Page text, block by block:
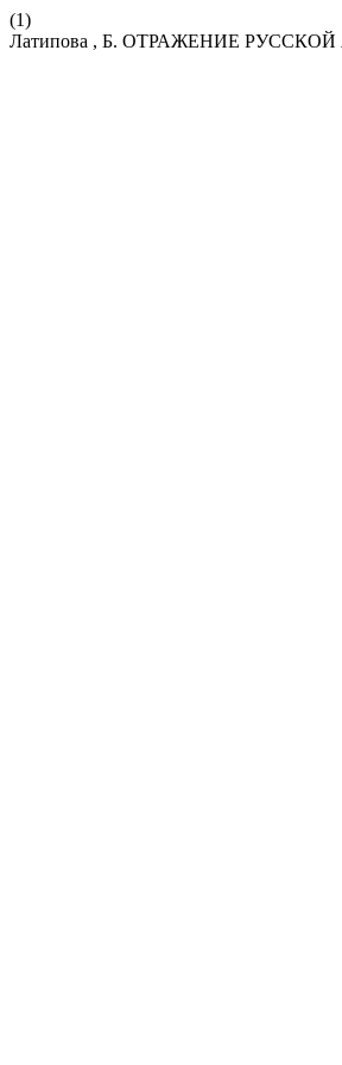
(1)
Латипова , Б. ОТРАЖЕНИЕ